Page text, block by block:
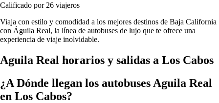
Calificado por 26 viajeros
Viaja con estilo y comodidad a los mejores destinos de Baja California
con Águila Real, la línea de autobuses de lujo que te ofrece una
experiencia de viaje inolvidable.
Aguila Real horarios y salidas a Los Cabos
¿A Dónde llegan los autobuses Aguila Real
en Los Cabos?